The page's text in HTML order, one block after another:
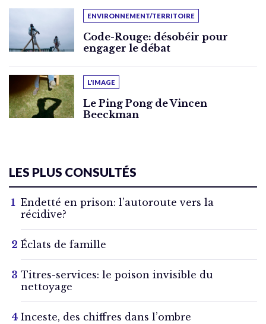
ENVIRONNEMENT/TERRITOIRE
Code-Rouge: désobéir pour
engager le débat
L'IMAGE
Le Ping Pong de Vincen
Beeckman
LES PLUS CONSULTÉS
Endetté en prison: l’autoroute vers la
récidive?
Éclats de famille
Titres-services: le poison invisible du
nettoyage
Inceste, des chiffres dans l’ombre